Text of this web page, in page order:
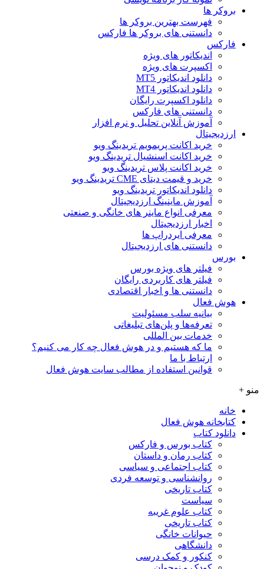
بروکر ها
فهرست بهترین بروکر ها
دانستنی های بروکر ها فارکس
فارکس
اندیکاتور های ویژه
اکسپرت های ویژه
دانلود اندیکاتور MT5
دانلود اندیکاتور MT4
دانلود اکسپرت رایگان
دانستنی های فارکس
آموزش آنلاین تحلیل و نرم افزار
ارزدیجیتال
خرید اکانت پریمویم تریدینگ ویو
خرید اکانت اسنشیال تریدینگ ویو
خرید اکانت پلاس تریدینگ ویو
خرید و قیمت دیتای CME تریدینگ ویو
دانلود اندیکاتور تریدینگ ویو
آموزش ماینینگ ارزدیجیتال
معرفی انواع ماینر های خانگی و صنعتی
اخبار ارزدیجیتال
معرفی ایردراپ ها
دانستنی های ارزدیجیتال
بورس
فیلتر های ویژه بورس
فیلتر های کاربردی رایگان
دانستنی ها و اخبار اقتصادی
هوش فعال
بیانیه سلب مسئولیت
تعرفه‌ها و پلن‌های تبلیغاتی
خدمات بین المللی
ما که هستیم و در هوش فعال چه کار می کنیم؟
ارتباط با ما
قوانین استفاده از مطالب سایت هوش فعال
منو +
خانه
کتابخانه هوش فعال
دانلود کتاب
کتاب بورس و فارکس
کتاب رمان و داستان
کتاب اجتماعی و سیاسی
روانشناسی و توسعه فردی
کتاب تاریخی
سیاست
کتاب علوم غریبه
کتاب تاریخی
حیوانات خانگی
دانشگاهی
کنکور و کمک‌ درسی